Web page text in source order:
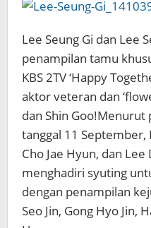
Lee Seung Gi dan Lee
penampilan tamu
KBS2TV‘Happy
aktorveteran dan
dan Shin Goo!Menurut
tanggal 11 September,
Cho Jae Hyun, dan Lee
menghadiri syuting
dengan penampilan
Seo Jin, Gong Hyo Jin,